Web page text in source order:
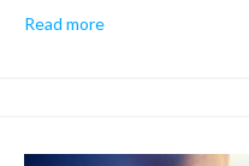
Read more